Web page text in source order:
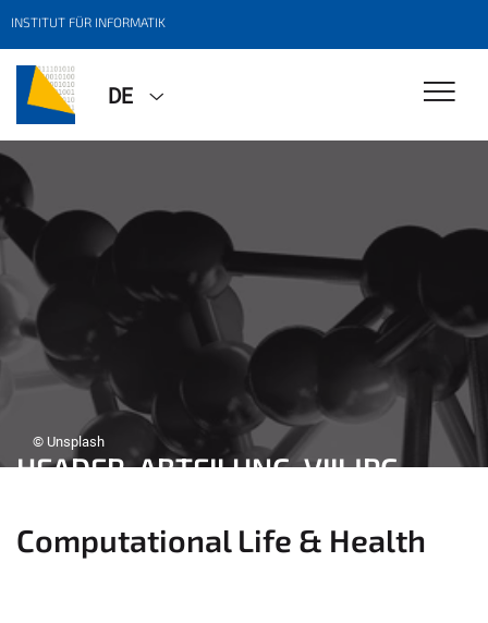
INSTITUT FÜR INFORMATIK
DE
HEADER_ABTEILUNG_VIII.JPG
© Unsplash
Computational Life & Health